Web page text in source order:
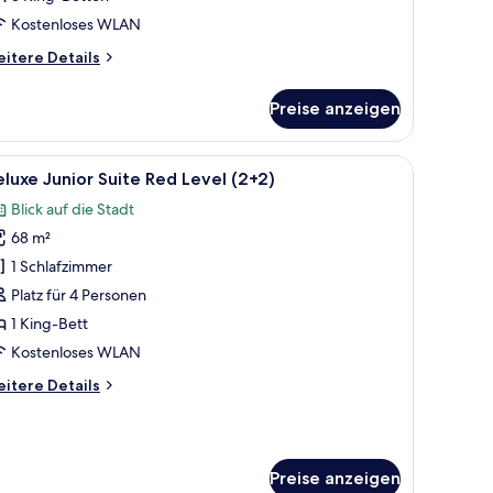
Kostenloses WLAN
Details
Preise anzeigen
einem Schreibtisch, einem Stuhl, einer Lampe und Blick auf die Skyline
Ein Hotelzimmer mit einem großen Bett,
4 Junior Suite Red Level (2+2)
Blick auf die Stadt
68 m²
1 Schlafzimmer
Platz für 4 Personen
1 King-Bett
Kostenloses WLAN
Details
Preise anzeigen